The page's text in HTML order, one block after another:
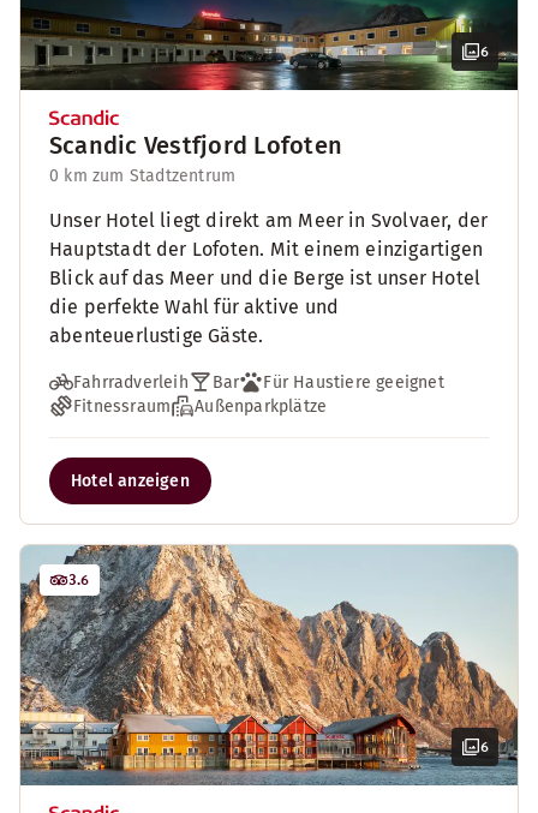
6
Scandic Vestfjord Lofoten
0 km zum Stadtzentrum
Unser Hotel liegt direkt am Meer in Svolvaer, der
Hauptstadt der Lofoten. Mit einem einzigartigen
Blick auf das Meer und die Berge ist unser Hotel
die perfekte Wahl für aktive und
abenteuerlustige Gäste.
Fahrradverleih Bar
Für Haustiere geeignet
Fitnessraum
Außenparkplätze
Hotel anzeigen
6
3.6